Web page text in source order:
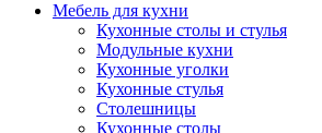
Мебель для кухни
Кухонные столы и стулья
Модульные кухни
Кухонные уголки
Кухонные стулья
Столешницы
Кухонные столы